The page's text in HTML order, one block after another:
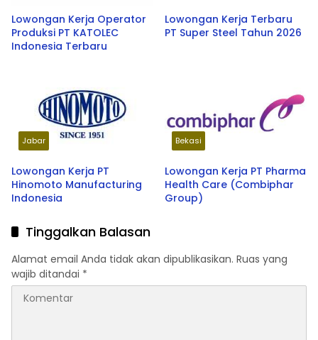
Lowongan Kerja Operator
Produksi PT KATOLEC
Indonesia Terbaru
Lowongan Kerja Terbaru
PT Super Steel Tahun 2026
Jabar
Lowongan Kerja PT
Hinomoto Manufacturing
Indonesia
Bekasi
Lowongan Kerja PT Pharma
Health Care (Combiphar
Group)
Tinggalkan Balasan
Alamat email Anda tidak akan dipublikasikan. Ruas yang
wajib ditandai *